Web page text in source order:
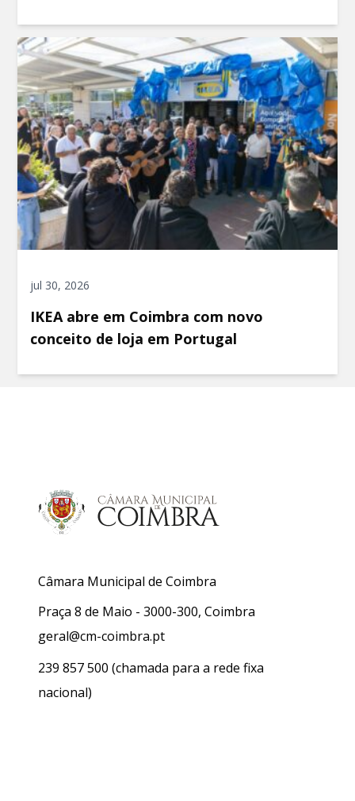
jul 30, 2026
IKEA abre em Coimbra com novo
conceito de loja em Portugal
Câmara Municipal de Coimbra
Praça 8 de Maio - 3000-300, Coimbra
geral@cm-coimbra.pt
239 857 500 (chamada para a rede fixa
nacional)